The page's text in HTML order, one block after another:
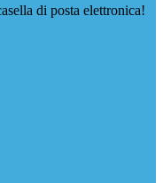
di posta elettronica!